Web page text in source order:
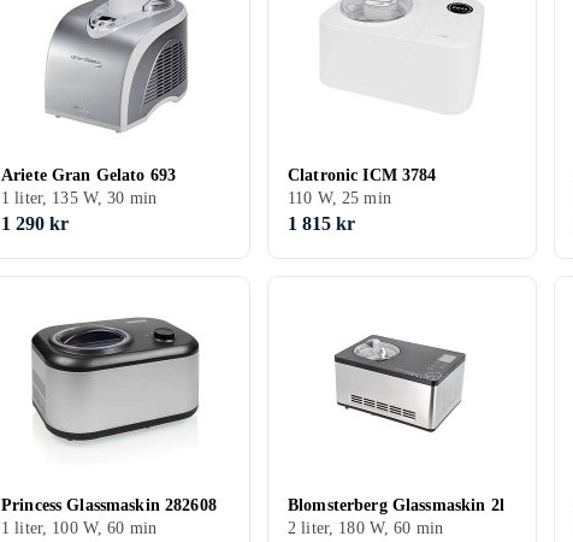
Ariete Gran Gelato 693
1 liter, 135 W, 30 min
1 290 kr
Clatronic ICM 3784
110 W, 25 min
1 815 kr
Princess Glassmaskin 282608
1 liter, 100 W, 60 min
Blomsterberg Glassmaskin 2l
2 liter, 180 W, 60 min